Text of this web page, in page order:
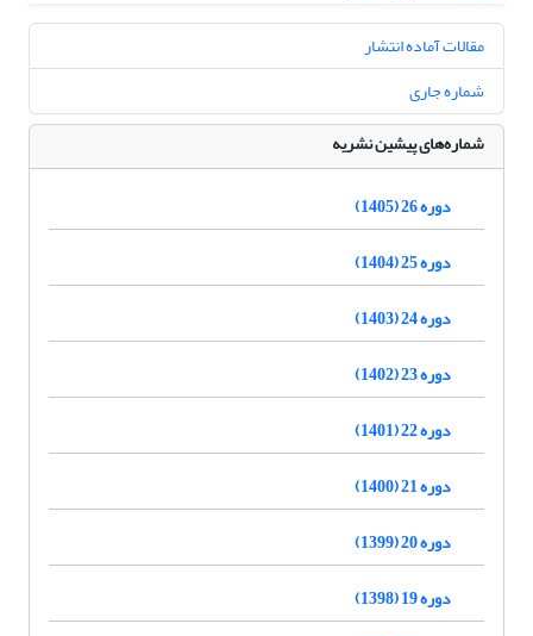
مقالات آماده انتشار
شماره جاری
شماره‌های پیشین نشریه
دوره 26 (1405)
دوره 25 (1404)
دوره 24 (1403)
دوره 23 (1402)
دوره 22 (1401)
دوره 21 (1400)
دوره 20 (1399)
دوره 19 (1398)